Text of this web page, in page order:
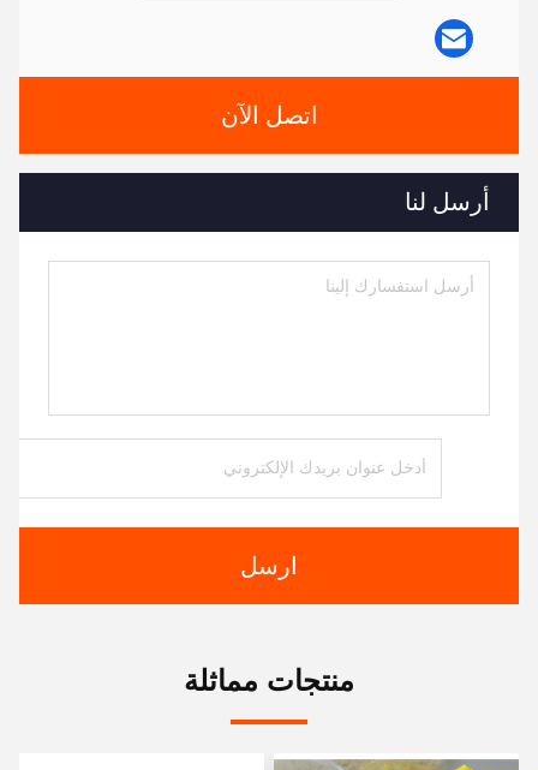
اتصل الآن
أرسل لنا
ارسل
منتجات مماثلة